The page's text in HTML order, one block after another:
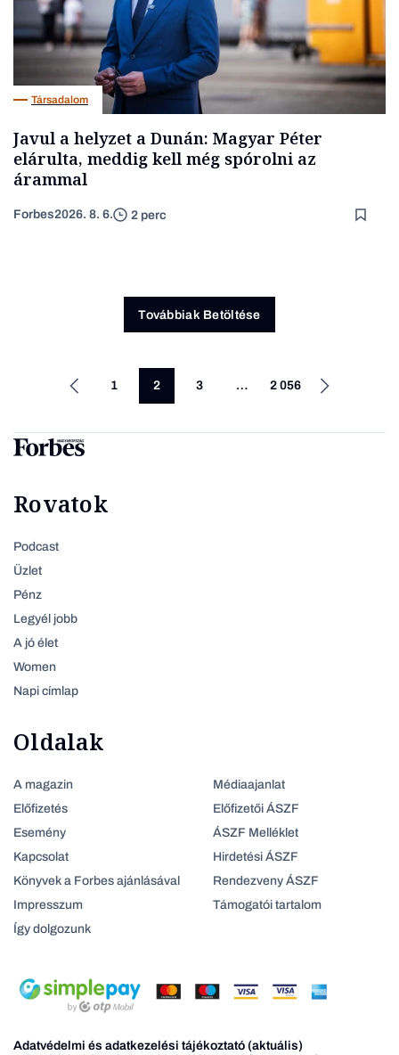
Társadalom
Javul a helyzet a Dunán: Magyar Péter
elárulta, meddig kell még spórolni az
árammal
Forbes2026. 8. 6. 2 perc
Továbbiak Betöltése
1 2 3 … 2 056
Rovatok
Podcast
Üzlet
Pénz
Legyél jobb
A jó élet
Women
Napi címlap
Oldalak
A magazin
Előfizetés
Esemény
Kapcsolat
Könyvek a Forbes ajánlásával
Impresszum
Így dolgozunk
Médiaajanlat
Előfizetői ÁSZF
ÁSZF Melléklet
Hirdetési ÁSZF
Rendezveny ÁSZF
Támogatói tartalom
Adatvédelmi és adatkezelési tájékoztató (aktuális)